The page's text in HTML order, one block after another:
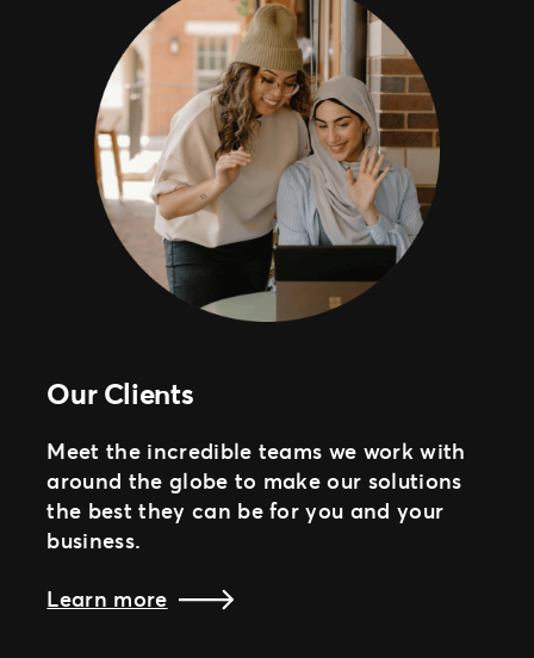
Our Clients
Meet the incredible teams we work with
around the globe to make our solutions
the best they can be for you and your
business.
Learn more